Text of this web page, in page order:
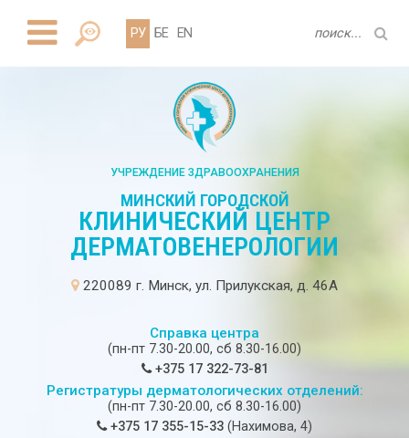
РУ БЕ EN
УЧРЕЖДЕНИЕ ЗДРАВООХРАНЕНИЯ
МИНСКИЙ ГОРОДСКОЙ
КЛИНИЧЕСКИЙ ЦЕНТР
ДЕРМАТОВЕНЕРОЛОГИИ
220089 г. Минск, ул. Прилукская, д. 46А
Справка центра
(пн-пт 7.30-20.00, сб 8.30-16.00)
+375 17 322-73-81
Регистратуры дерматологических отделений:
(пн-пт 7.30-20.00, сб 8.30-16.00)
+375 17 355-15-33 (Нахимова, 4)